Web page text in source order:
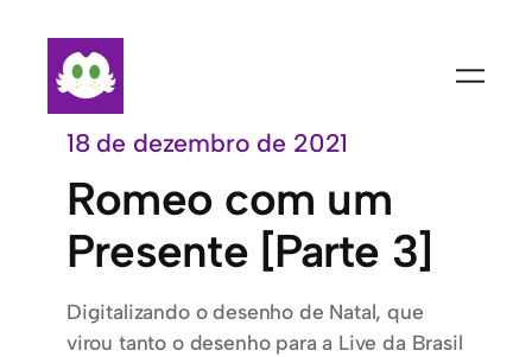
conteúdo
18 de dezembro de 2021
Romeo com um
Presente [Parte 3]
Digitalizando o desenho de Natal, que
virou tanto o desenho para a Live da Brasil